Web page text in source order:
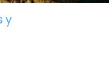
y